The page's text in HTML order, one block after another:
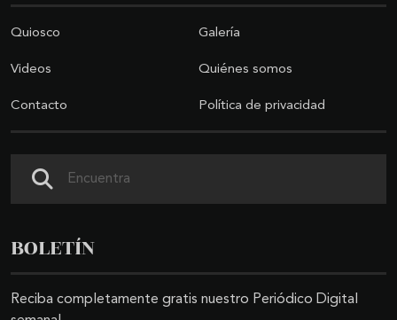
Quiosco Galería
Videos Quiénes somos
Contacto Política de privacidad
BOLETÍN
Reciba completamente gratis nuestro Periódico Digital